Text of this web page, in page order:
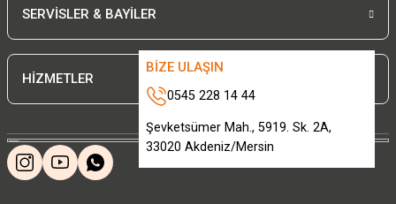
Ürün fiyatı diğer sitelerden daha pahalı.
Gönder
SERVİSLER & BAYİLER
HİZMETLER
BİZE ULAŞIN
0545 228 14 44
Şevketsümer Mah., 5919. Sk. 2A,
33020 Akdeniz/Mersin